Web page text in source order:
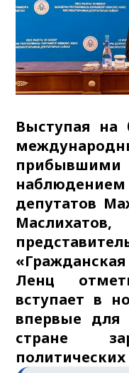
Выступая на
депутатов
Ленц
вступает в
впервые для
стране